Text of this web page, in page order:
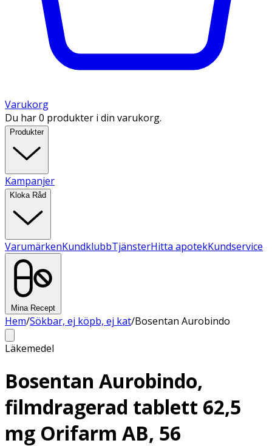
Varukorg
Du har 0 produkter i din varukorg.
Produkter
Kampanjer
Kloka Råd
VarumärkenKundklubbTjänsterHitta apotekKundservice
Mina Recept
Hem/Sökbar, ej köpb, ej kat/Bosentan Aurobindo
Läkemedel
Bosentan Aurobindo,
filmdragerad tablett 62,5
mg Orifarm AB, 56